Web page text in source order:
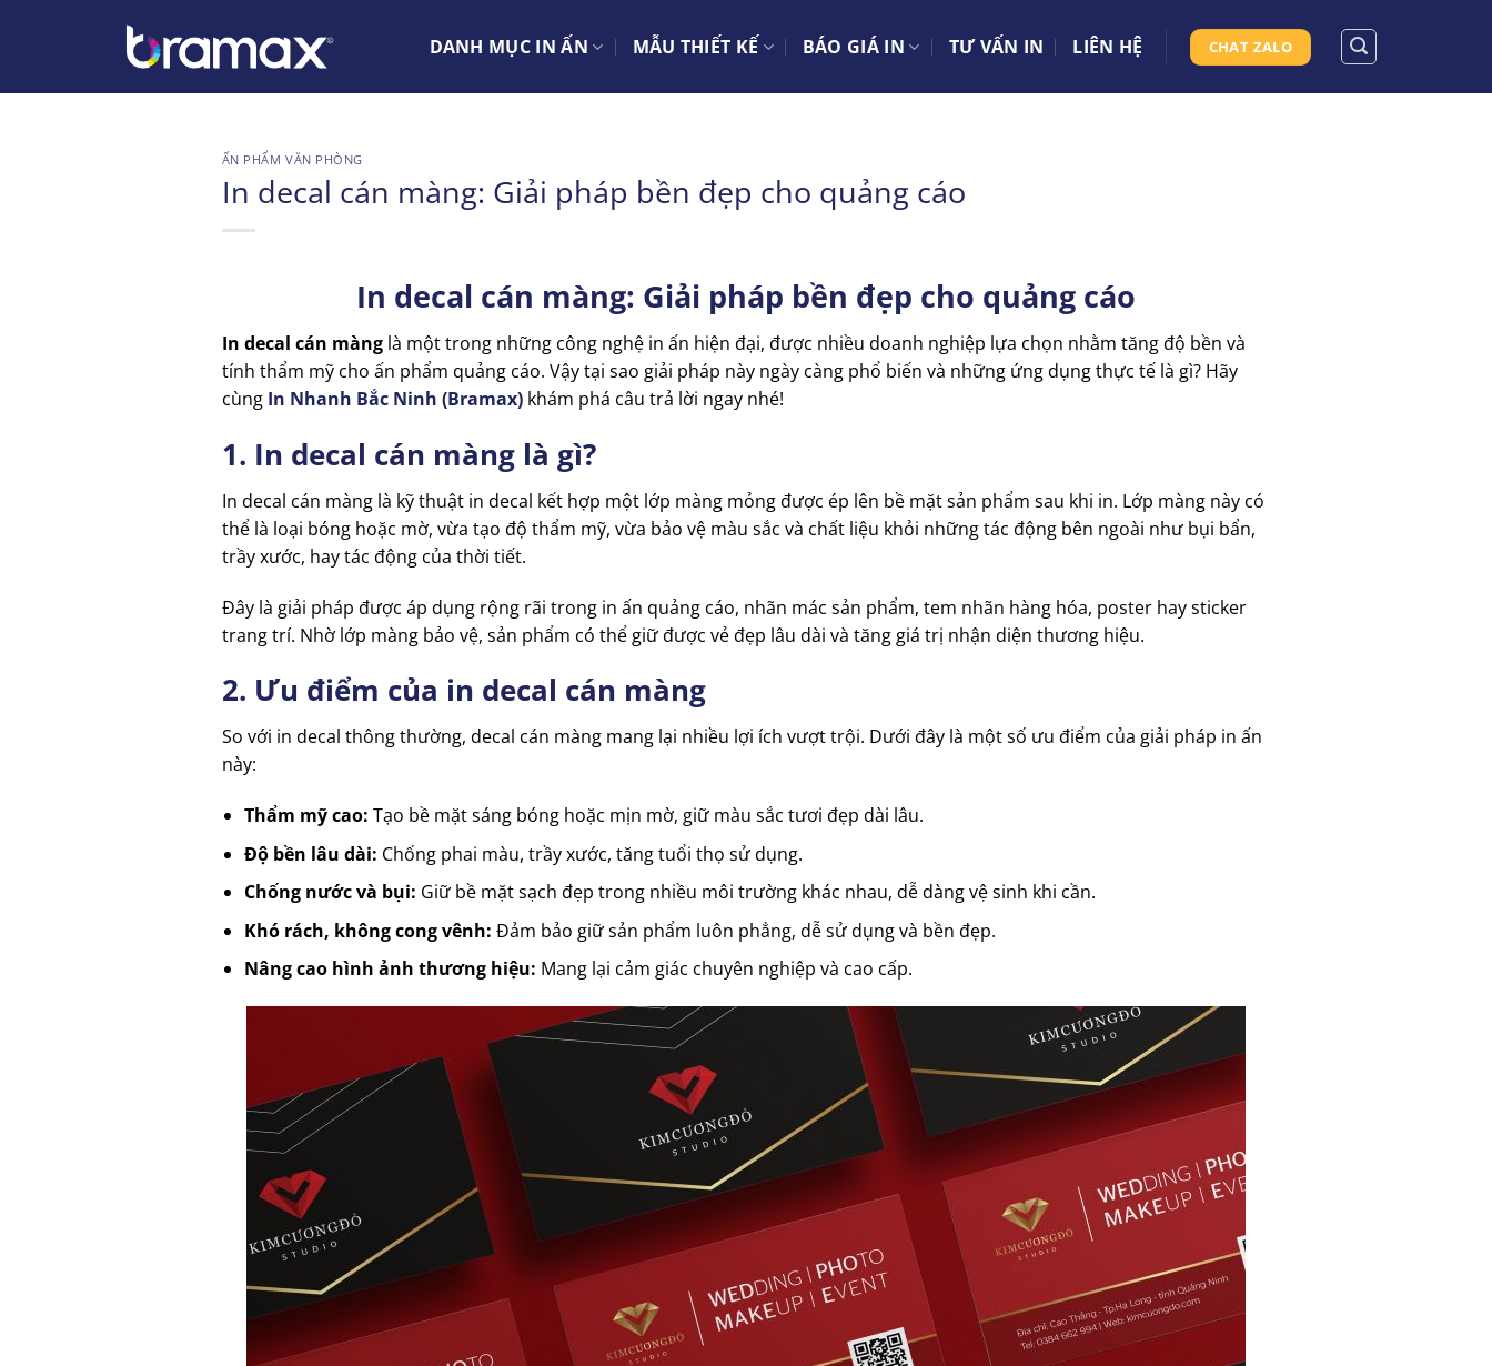
dung
DANH MỤC IN ẤN MẪU THIẾT KẾ BÁO GIÁ IN TƯ VẤN IN LIÊN HỆ CHAT ZALO
ẤN PHẨM VĂN PHÒNG
In decal cán màng: Giải pháp bền đẹp cho quảng cáo
In decal cán màng: Giải pháp bền đẹp cho quảng cáo
In decal cán mànglà một trong những công nghệ in ấn hiện đại, được nhiều doanh nghiệp lựa chọn nhằm tăng độ bền và
tính thẩm mỹ cho ấn phẩm quảng cáo. Vậy tại sao giải pháp này ngày càng phổ biến và những ứng dụng thực tế là gì? Hãy
cùng In Nhanh Bắc Ninh (Bramax)khám phá câu trả lời ngay nhé!
1. In decal cán màng là gì?
In decal cán màng là kỹ thuật in decal kết hợp một lớp màng mỏng được ép lên bề mặt sản phẩm sau khi in. Lớp màng này có
thể là loại bóng hoặc mờ, vừa tạo độ thẩm mỹ, vừa bảo vệ màu sắc và chất liệu khỏi những tác động bên ngoài như bụi bẩn,
trầy xước, hay tác động của thời tiết.
Đây là giải pháp được áp dụng rộng rãi trong in ấn quảng cáo, nhãn mác sản phẩm, tem nhãn hàng hóa, poster hay sticker
trang trí. Nhờ lớp màng bảo vệ, sản phẩm có thể giữ được vẻ đẹp lâu dài và tăng giá trị nhận diện thương hiệu.
2. Ưu điểm của in decal cán màng
So với in decal thông thường, decal cán màng mang lại nhiều lợi ích vượt trội. Dưới đây là một số ưu điểm của giải pháp in ấn
này:
Thẩm mỹ cao:Tạo bề mặt sáng bóng hoặc mịn mờ, giữ màu sắc tươi đẹp dài lâu.
Độ bền lâu dài: Chống phai màu, trầy xước, tăng tuổi thọ sử dụng.
Chống nước và bụi: Giữ bề mặt sạch đẹp trong nhiều môi trường khác nhau, dễ dàng vệ sinh khi cần.
Khó rách, không cong vênh: Đảm bảo giữ sản phẩm luôn phẳng, dễ sử dụng và bền đẹp.
Nâng cao hình ảnh thương hiệu: Mang lại cảm giác chuyên nghiệp và cao cấp.